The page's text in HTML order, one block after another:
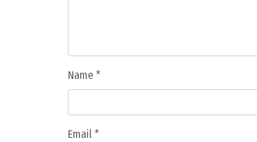
Name *
Email *